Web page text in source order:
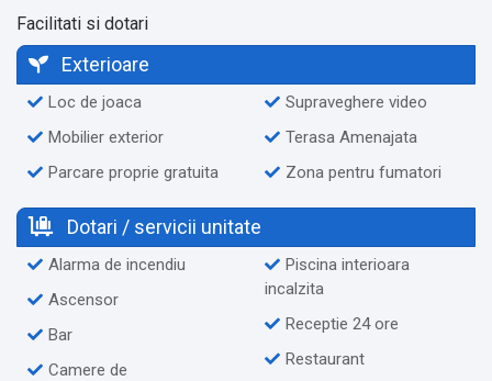
Facilitati si dotari
Exterioare
Loc de joaca
Mobilier exterior
Parcare proprie gratuita
Supraveghere video
Terasa Amenajata
Zona pentru fumatori
Dotari / servicii unitate
Alarma de incendiu
Ascensor
Bar
Camere de
Piscina interioara
incalzita
Receptie 24 ore
Restaurant